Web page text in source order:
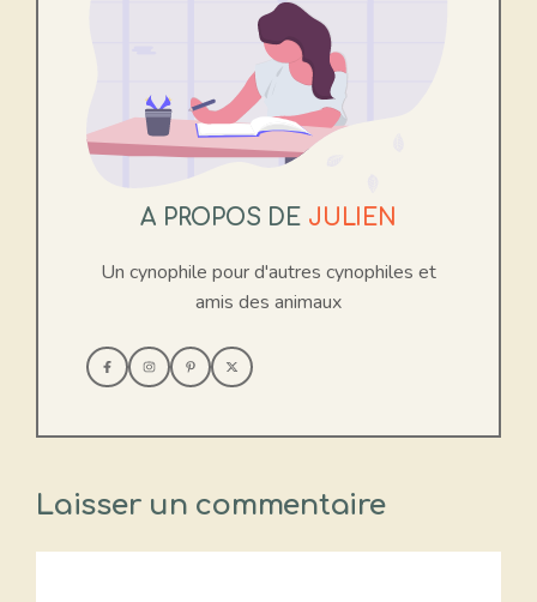
A PROPOS DE JULIEN
Un cynophile pour d'autres cynophiles et
amis des animaux
Laisser un commentaire